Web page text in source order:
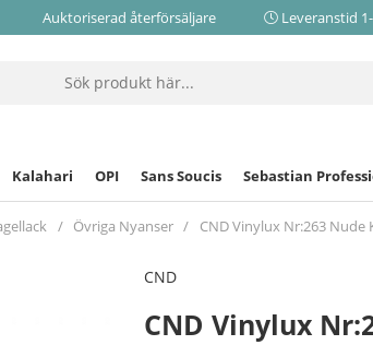
Auktoriserad återförsäljare Leveranstid
Kalahari OPI Sans Soucis Sebastian
Övriga Nyanser CND Vinylux Nr:263 Nude
CND
CND Vinylux